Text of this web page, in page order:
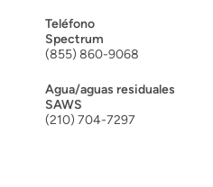
Teléfono
Spectrum
(855) 860-9068
Agua/aguas residuales
SAWS
(210) 704-7297